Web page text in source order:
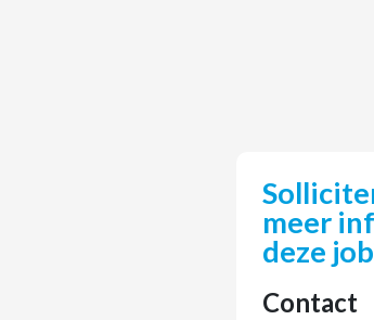
meer
deze
Contact